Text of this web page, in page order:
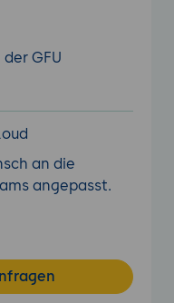
GFU
an die
angepasst.